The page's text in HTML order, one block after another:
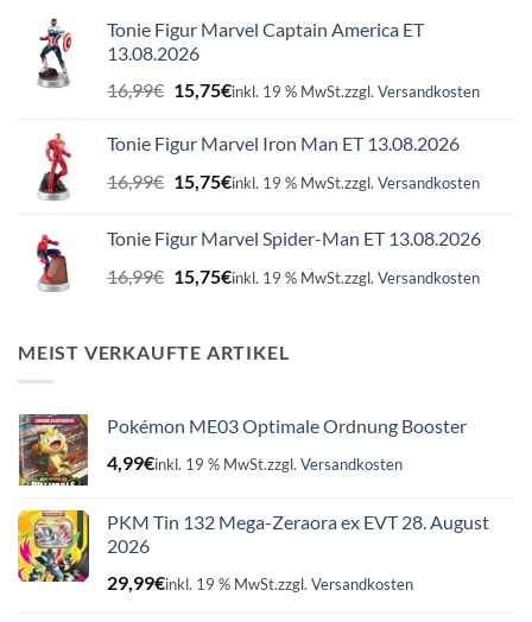
Tonie Figur Marvel Captain America ET
13.08.2026
16,99€ Ursprünglicher
Preis
16,99€
15,75€Aktueller
15,75€.
inkl. 19 % MwSt.zzgl. Versandkosten
Tonie Figur Marvel Iron Man ET 13.08.2026
16,99€ Ursprünglicher
Preis
16,99€
15,75€Aktueller
15,75€.
inkl. 19 % MwSt.zzgl. Versandkosten
Tonie Figur Marvel Spider-Man ET 13.08.2026
16,99€ Ursprünglicher
Preis
16,99€
15,75€Aktueller
15,75€.
inkl. 19 % MwSt.zzgl. Versandkosten
MEIST VERKAUFTE ARTIKEL
Pokémon ME03 Optimale Ordnung Booster
4,99€inkl. 19 % MwSt.zzgl. Versandkosten
PKM Tin 132 Mega-Zeraora ex EVT 28. August
2026
29,99€inkl. 19 % MwSt.zzgl. Versandkosten